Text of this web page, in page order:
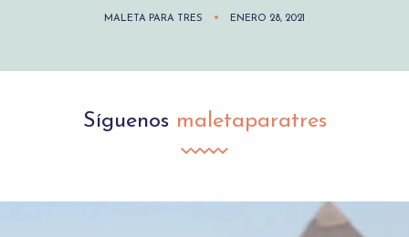
MALETA PARA TRES ENERO 28, 2021
Síguenos maletaparatres